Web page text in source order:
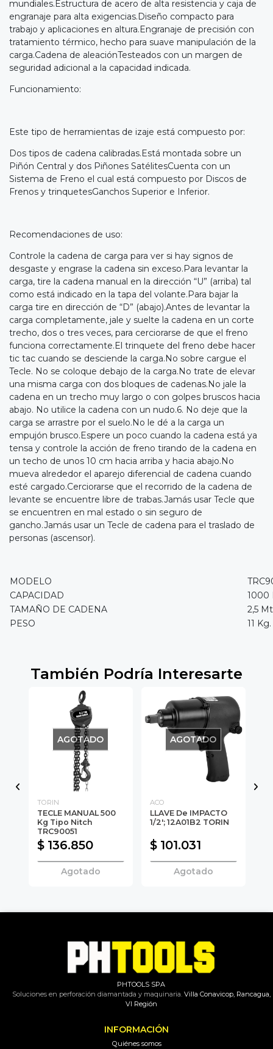
mundiales.Estructura de acero de alta resistencia y caja de
engranaje para alta exigencias.Diseño compacto para
trabajo y aplicaciones en altura.Engranaje de precisión con
tratamiento térmico, hecho para suave manipulación de la
carga.Cadena de aleaciónTesteados con un margen de
seguridad adicional a la capacidad indicada.
Funcionamiento:
Este tipo de herramientas de izaje está compuesto por:
Dos tipos de cadena calibradas.Está montada sobre un
Piñón Central y dos Piñones SatélitesCuenta con un
Sistema de Freno el cual está compuesto por Discos de
Frenos y trinquetesGanchos Superior e Inferior.
Recomendaciones de uso:
Controle la cadena de carga para ver si hay signos de
desgaste y engrase la cadena sin exceso.Para levantar la
carga, tire la cadena manual en la dirección “U” (arriba) tal
como está indicado en la tapa del volante.Para bajar la
carga tire en dirección de “D” (abajo).Antes de levantar la
carga completamente, jale y suelte la cadena en un corte
trecho, dos o tres veces, para cerciorarse de que el freno
funciona correctamente.El trinquete del freno debe hacer
tic tac cuando se desciende la carga.No sobre cargue el
Tecle. No se coloque debajo de la carga.No trate de elevar
una misma carga con dos bloques de cadenas.No jale la
cadena en un trecho muy largo o con golpes bruscos hacia
abajo. No utilice la cadena con un nudo.6. No deje que la
carga se arrastre por el suelo.No le dé a la carga un
empujón brusco.Espere un poco cuando la cadena está ya
tensa y controle la acción de freno tirando de la cadena en
un techo de unos 10 cm hacia arriba y hacia abajo.No
mueva alrededor el aparejo diferencial de cadena cuando
esté cargado.Cerciorarse que el recorrido de la cadena de
levante se encuentre libre de trabas.Jamás usar Tecle que
se encuentren en mal estado o sin seguro de
gancho.Jamás usar un Tecle de cadena para el traslado de
personas (ascensor).
MODELO
CAPACIDAD
1000
TAMAÑO DE CADENA
2,5
PESO
11 Kg.
También Podría Interesarte
AGOTADO
TORIN
TECLE MANUAL 500
Kg Tipo Nitch
TRC90051
$ 136.850
Agotado
AGOTADO
ACO
LLAVE De IMPACTO
1/2'; 12A01B2 TORIN
$ 101.031
Agotado
PHTOOLS SPA
Soluciones en perforación diamantada y maquinaria.Villa Conavicop, Rancagua,
VI Región
INFORMACIÓN
Quiénes somos